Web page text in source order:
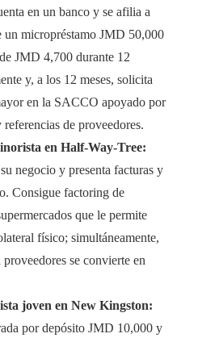
en un banco y se afilia a
micropréstamo JMD 50,000
JMD 4,700 durante 12
y, a los 12 meses, solicita
en la SACCO apoyado por
de proveedores.
en Half-Way-Tree:
negocio y presenta facturas y
Consigue factoring de
que le permite
físico; simultáneamente,
se convierte en
joven en New Kingston:
por depósito JMD 10,000 y